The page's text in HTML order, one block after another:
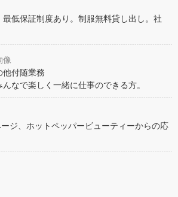
低保証制度あり。制服無料貸し出し。社
像
他付随業務
なで楽しく一緒に仕事のできる方。
ジ、ホットペッパービューティーからの応